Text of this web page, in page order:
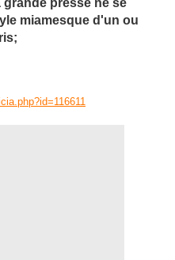
presse ne se
miamesque d'un ou